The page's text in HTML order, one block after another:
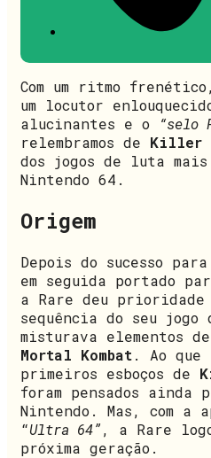
Com um ritmo
um locutor
alucinantes e o
“selo
relembramos de Killer
dos jogos de luta mais
Nintendo 64.
Origem
Depois do sucesso
em seguida portado
a Rare deu prioridade
sequência do seu
misturava elementos de
Mortal Kombat. Ao
primeiros esboços de
foram pensados
Nintendo. Mas, com a
“Ultra 64”, a Rare
próxima geração.